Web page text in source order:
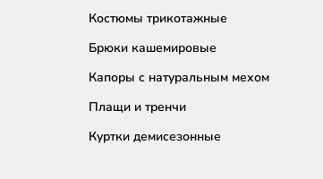
Костюмы трикотажные
Брюки кашемировые
Капоры с натуральным мехом
Плащи и тренчи
Куртки демисезонные